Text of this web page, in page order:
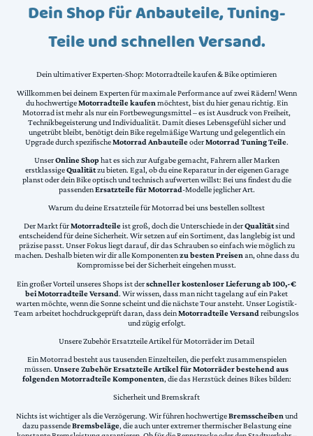
Dein Shop für Anbauteile, Tuning-
Teile und schnellen Versand.
Dein ultimativer Experten-Shop: Motorradteile kaufen & Bike optimieren
Willkommen bei deinem Experten für maximale Performance auf zwei Rädern! Wenn
du hochwertigeMotorradteile kaufen möchtest, bist du hier genau richtig. Ein
Motorrad ist mehr als nur ein Fortbewegungsmittel – es ist Ausdruck von Freiheit,
Technikbegeisterung und Individualität. Damit dieses Lebensgefühl sicher und
ungetrübt bleibt, benötigt dein Bike regelmäßige Wartung und gelegentlich ein
Upgrade durch spezifischeMotorrad AnbauteileoderMotorrad Tuning Teile.
UnserOnline Shophat es sich zur Aufgabe gemacht, Fahrern aller Marken
erstklassigeQualitätzu bieten. Egal, ob du eine Reparatur in der eigenen Garage
planst oder dein Bike optisch und technisch aufwerten willst: Bei uns findest du die
passendenErsatzteile für Motorrad-Modelle jeglicher Art.
Warum du deine Ersatzteile für Motorrad bei uns bestellen solltest
Der Markt fürMotorradteileist groß, doch die Unterschiede in derQualitätsind
entscheidend für deine Sicherheit. Wir setzen auf ein Sortiment, das langlebig ist und
präzise passt. Unser Fokus liegt darauf, dir das Schrauben so einfach wie möglich zu
machen. Deshalb bieten wir dir alle Komponentenzu besten Preisenan, ohne dass du
Kompromisse bei der Sicherheit eingehen musst.
Ein großer Vorteil unseres Shops ist derschneller kostenloser Lieferung ab 100,-€
bei Motorradteile Versand. Wir wissen, dass man nicht tagelang auf ein Paket
warten möchte, wenn die Sonne scheint und die nächste Tour ansteht. Unser Logistik-
Team arbeitet hochdruckgeprüft daran, dass deinMotorradteile Versand reibungslos
und zügig erfolgt.
Unsere Zubehör Ersatzteile Artikel für Motorräder im Detail
Ein Motorrad besteht aus tausenden Einzelteilen, die perfekt zusammenspielen
müssen. Unsere Zubehör Ersatzteile Artikel für Motorräder bestehend aus
folgenden Motorradteile Komponenten, die das Herzstück deines Bikes bilden:
Sicherheit und Bremskraft
Nichts ist wichtiger als die Verzögerung. Wir führen hochwertigeBremsscheiben und
dazu passendeBremsbeläge, die auch unter extremer thermischer Belastung eine